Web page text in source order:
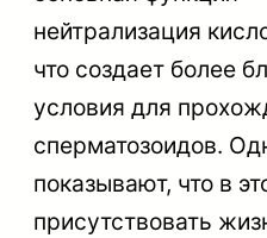
нейтрализация
что создает более
условия для
сперматозоидов.
показывают, что в
присутствовать